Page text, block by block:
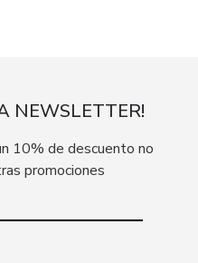
NEWSLETTER!
10% de descuento no
promociones